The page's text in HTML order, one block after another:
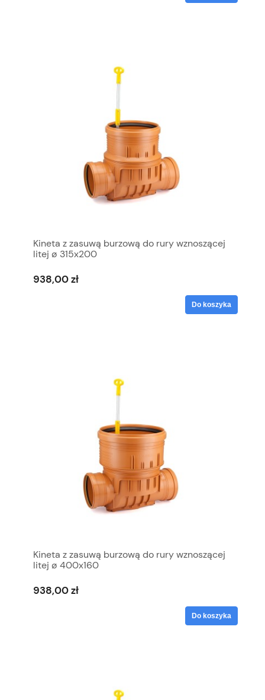
Kineta z zasuwą burzową do rury wznoszącej
litej ø 315x200
938,00 zł
Do koszyka
Kineta z zasuwą burzową do rury wznoszącej
litej ø 400x160
938,00 zł
Do koszyka